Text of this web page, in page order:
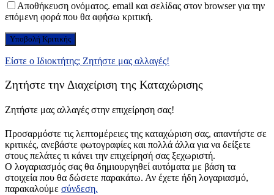
Αποθήκευση ονόματος. email και σελίδας στον browser για την
επόμενη φορά που θα αφήσω κριτική.
Είστε ο Ιδιοκτήτης; Ζητήστε μας αλλαγές!
Ζητήστε την Διαχείριση της Καταχώρισης
Ζητήστε μας αλλαγές στην επιχείρηση σας!
Προσαρμόστε τις λεπτομέρειες της καταχώριση σας, απαντήστε σε
κριτικές, ανεβάστε φωτογραφίες και πολλά άλλα για να δείξετε
στους πελάτες τι κάνει την επιχείρησή σας ξεχωριστή.
Ο λογαριασμός σας θα δημιουργηθεί αυτόματα με βάση τα
στοιχεία που θα δώσετε παρακάτω. Αν έχετε ήδη λογαριασμό,
παρακαλούμε σύνδεση.